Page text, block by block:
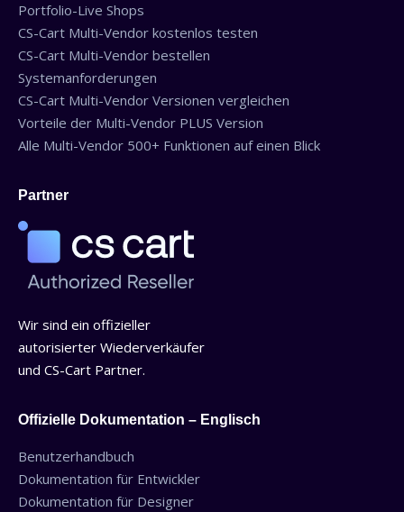
Portfolio-Live Shops
CS-Cart Multi-Vendor kostenlos testen
CS-Cart Multi-Vendor bestellen
Systemanforderungen
CS-Cart Multi-Vendor Versionen vergleichen
Vorteile der Multi-Vendor PLUS Version
Alle Multi-Vendor 500+ Funktionen auf einen Blick
Partner
Wir sind ein offizieller
autorisierter Wiederverkäufer
und CS-Cart Partner.
Offizielle Dokumentation – Englisch
Benutzerhandbuch
Dokumentation für Entwickler
Dokumentation für Designer